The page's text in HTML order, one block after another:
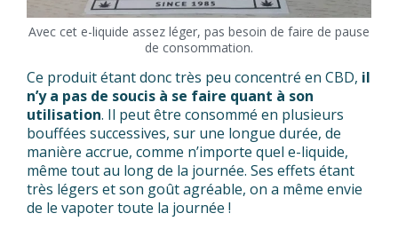
Avec cet e-liquide assez léger, pas besoin de faire de pause
de consommation.
Ce produit étant donc très peu concentré en CBD, il
n’y a pas de soucis à se faire quant à son
utilisation. Il peut être consommé en plusieurs
bouffées successives, sur une longue durée, de
manière accrue, comme n’importe quel e-liquide,
même tout au long de la journée. Ses effets étant
très légers et son goût agréable, on a même envie
de le vapoter toute la journée !